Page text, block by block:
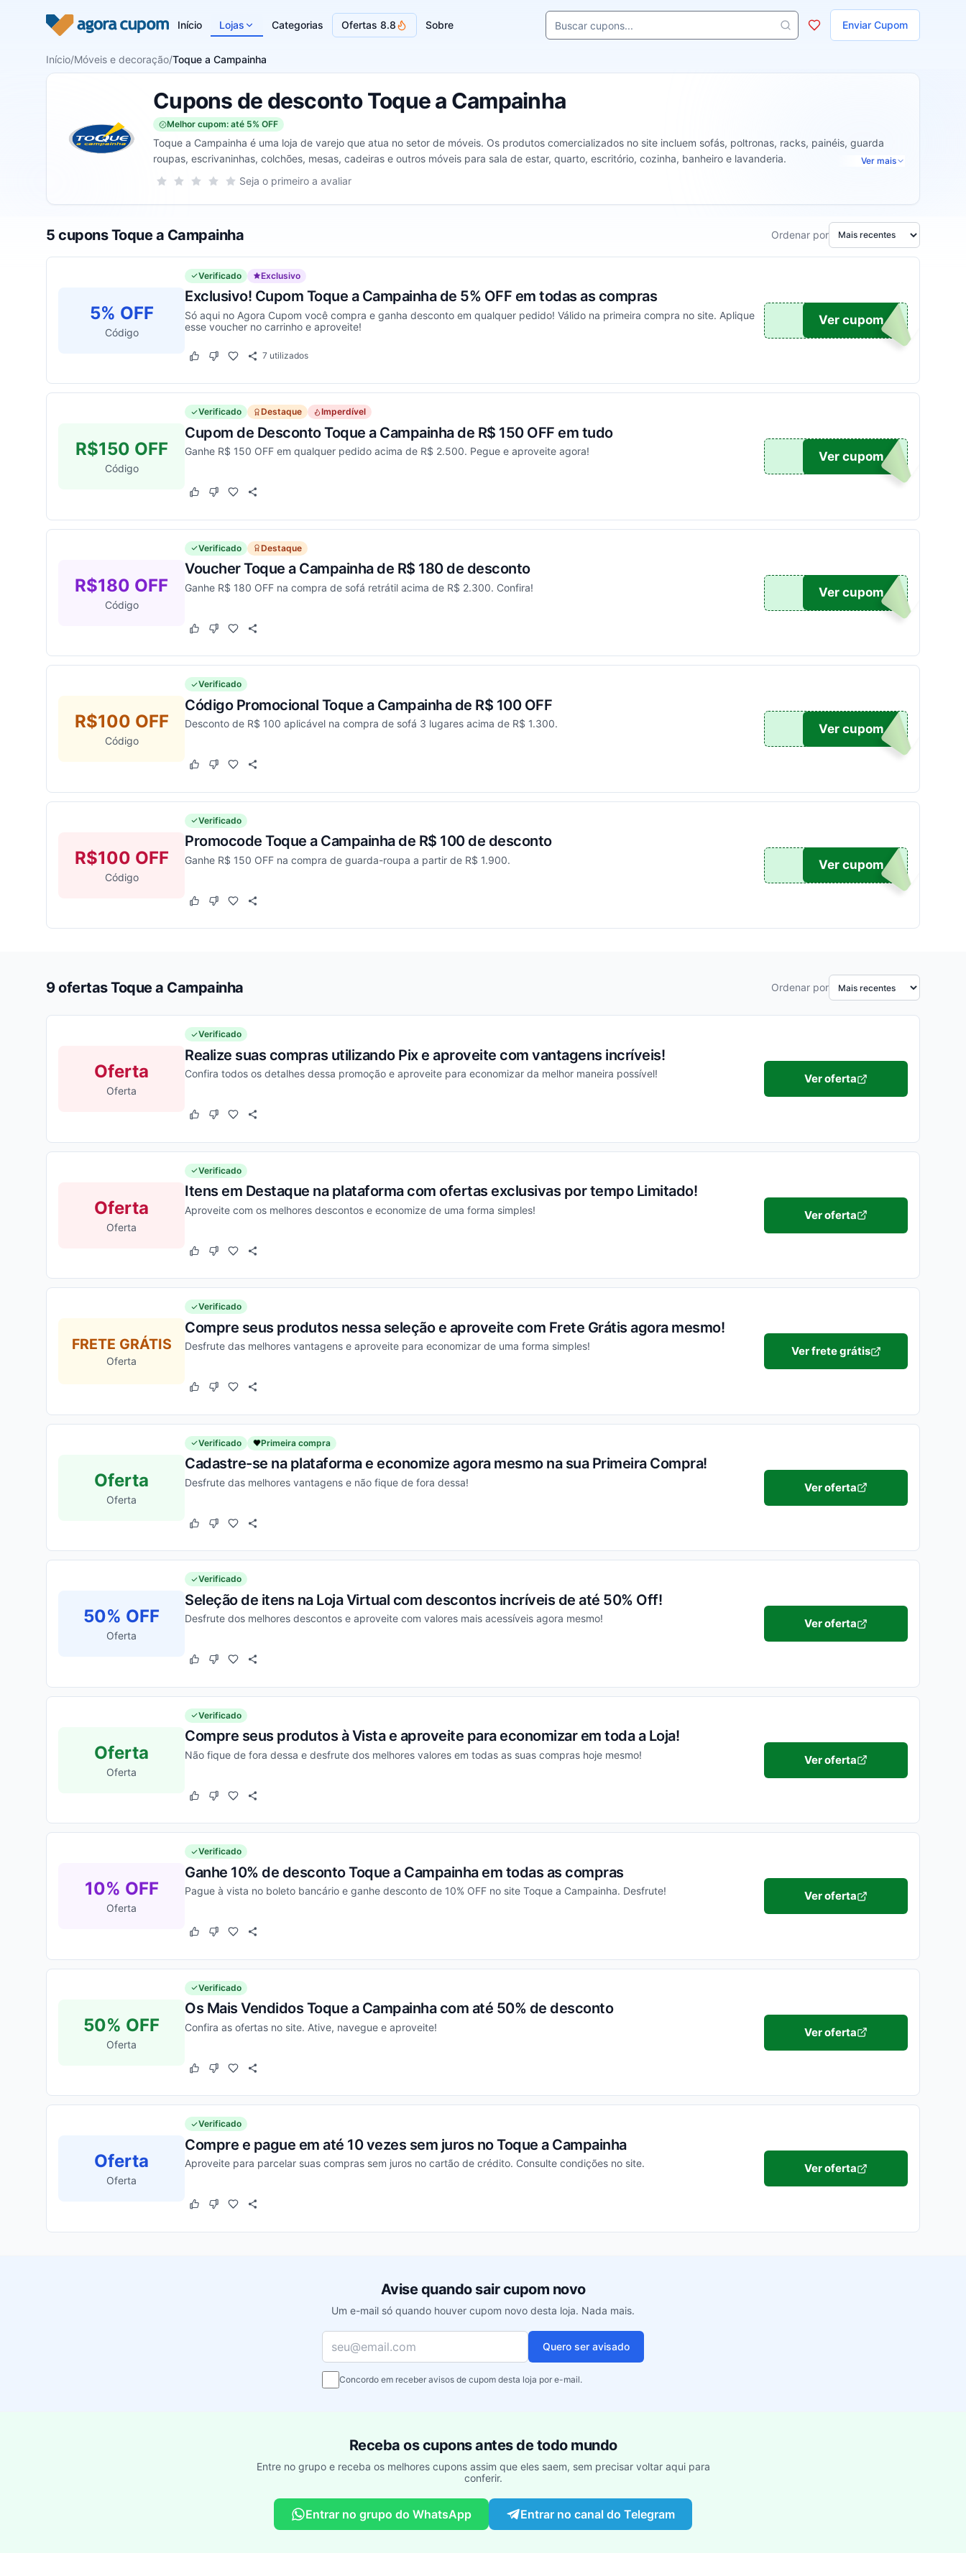
Início Lojas Categorias Ofertas 8.8 Sobre Enviar Cupom
Buscar cupons e lojas
Início/Móveis e decoração/Toque a Campainha
Cupons de desconto Toque a Campainha
Melhor cupom: até 5% OFF
Toque a Campainha é uma loja de varejo que atua no setor de móveis. Os produtos comercializados no site incluem sofás, poltronas, racks, painéis, guarda
roupas, escrivaninhas, colchões, mesas, cadeiras e outros móveis para sala de estar, quarto, escritório, cozinha, banheiro e lavanderia.
Ver mais
Sua nota para Toque a Campainha, de 1 a 5 estrelas
5 estrelas
4 estrelas
3 estrelas
2 estrelas
1 estrela Seja o primeiro a avaliar
5 cupons Toque a Campainha Ordenar por
5% OFF
Código
Verificado Exclusivo
Exclusivo! Cupom Toque a Campainha de 5% OFF em todas as compras
Só aqui no Agora Cupom você compra e ganha desconto em qualquer pedido! Válido na primeira compra no site. Aplique
esse voucher no carrinho e aproveite!
Este cupom funcionou
Este cupom não funcionou
7 utilizados
UPOM
Ver cupom
R$150 OFF
Código
Verificado Destaque Imperdível
Cupom de Desconto Toque a Campainha de R$ 150 OFF em tudo
Ganhe R$ 150 OFF em qualquer pedido acima de R$ 2.500. Pegue e aproveite agora!
Este cupom funcionou
Este cupom não funcionou
C150
Ver cupom
R$180 OFF
Código
Verificado Destaque
Voucher Toque a Campainha de R$ 180 de desconto
Ganhe R$ 180 OFF na compra de sofá retrátil acima de R$ 2.300. Confira!
Este cupom funcionou
Este cupom não funcionou
L180
Ver cupom
R$100 OFF
Código
Verificado
Código Promocional Toque a Campainha de R$ 100 OFF
Desconto de R$ 100 aplicável na compra de sofá 3 lugares acima de R$ 1.300.
Este cupom funcionou
Este cupom não funcionou
L100
Ver cupom
R$100 OFF
Código
Verificado
Promocode Toque a Campainha de R$ 100 de desconto
Ganhe R$ 150 OFF na compra de guarda-roupa a partir de R$ 1.900.
Este cupom funcionou
Este cupom não funcionou
A150
Ver cupom
9 ofertas Toque a Campainha Ordenar por
Oferta
Oferta
Verificado
Realize suas compras utilizando Pix e aproveite com vantagens incríveis!
Confira todos os detalhes dessa promoção e aproveite para economizar da melhor maneira possível!
Este cupom funcionou
Este cupom não funcionou
Ver oferta
Oferta
Oferta
Verificado
Itens em Destaque na plataforma com ofertas exclusivas por tempo Limitado!
Aproveite com os melhores descontos e economize de uma forma simples!
Este cupom funcionou
Este cupom não funcionou
Ver oferta
FRETE GRÁTIS
Oferta
Verificado
Compre seus produtos nessa seleção e aproveite com Frete Grátis agora mesmo!
Desfrute das melhores vantagens e aproveite para economizar de uma forma simples!
Este cupom funcionou
Este cupom não funcionou
Ver frete grátis
Oferta
Oferta
Verificado Primeira compra
Cadastre-se na plataforma e economize agora mesmo na sua Primeira Compra!
Desfrute das melhores vantagens e não fique de fora dessa!
Este cupom funcionou
Este cupom não funcionou
Ver oferta
50% OFF
Oferta
Verificado
Seleção de itens na Loja Virtual com descontos incríveis de até 50% Off!
Desfrute dos melhores descontos e aproveite com valores mais acessíveis agora mesmo!
Este cupom funcionou
Este cupom não funcionou
Ver oferta
Oferta
Oferta
Verificado
Compre seus produtos à Vista e aproveite para economizar em toda a Loja!
Não fique de fora dessa e desfrute dos melhores valores em todas as suas compras hoje mesmo!
Este cupom funcionou
Este cupom não funcionou
Ver oferta
10% OFF
Oferta
Verificado
Ganhe 10% de desconto Toque a Campainha em todas as compras
Pague à vista no boleto bancário e ganhe desconto de 10% OFF no site Toque a Campainha. Desfrute!
Este cupom funcionou
Este cupom não funcionou
Ver oferta
50% OFF
Oferta
Verificado
Os Mais Vendidos Toque a Campainha com até 50% de desconto
Confira as ofertas no site. Ative, navegue e aproveite!
Este cupom funcionou
Este cupom não funcionou
Ver oferta
Oferta
Oferta
Verificado
Compre e pague em até 10 vezes sem juros no Toque a Campainha
Aproveite para parcelar suas compras sem juros no cartão de crédito. Consulte condições no site.
Este cupom funcionou
Este cupom não funcionou
Ver oferta
Avise quando sair cupom novo
Um e-mail só quando houver cupom novo desta loja. Nada mais.
Seu e-mail
Quero ser avisado
Concordo em receber avisos de cupom desta loja por e-mail.
Receba os cupons antes de todo mundo
Entre no grupo e receba os melhores cupons assim que eles saem, sem precisar voltar aqui para
conferir.
Entrar no grupo do WhatsApp Entrar no canal do Telegram